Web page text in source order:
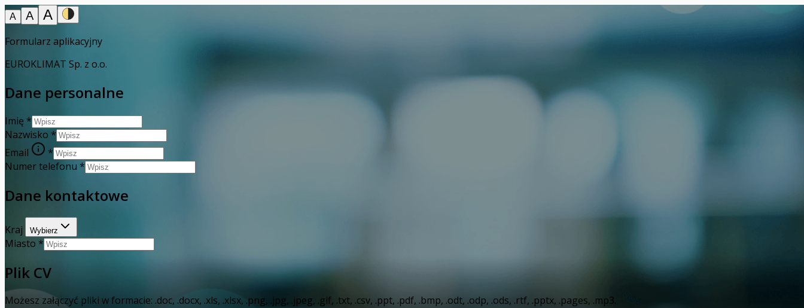
A A A
Formularz aplikacyjny
EUROKLIMAT Sp. z o.o.
Dane personalne
Imię *
Nazwisko *
Email
*
Numer telefonu *
Dane kontaktowe
Kraj Wybierz
Miasto *
Plik CV
Możesz załączyć pliki w formacie: .doc, .docx, .xls, .xlsx, .png, .jpg, .jpeg, .gif, .txt, .csv, .ppt, .pdf, .bmp, .odt, .odp, .ods, .rtf, .pptx, .pages, .mp3.